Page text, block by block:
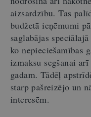
aizsardzību. Tas
budžetā ieņēmumi
saglabājas
ko nepieciešamības
izmaksu segšanai
gadam. Tādēļ
starp pašreizējo un
interesēm.